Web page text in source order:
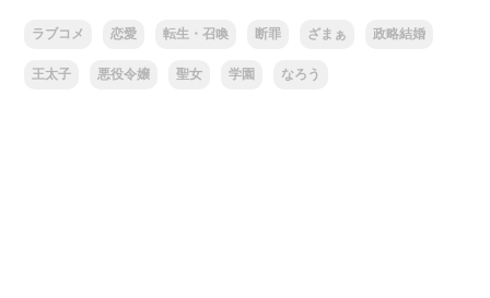
ラブコメ 恋愛 転生・召喚 断罪 ざまぁ 政略結婚
王太子 悪役令嬢 聖女 学園 なろう